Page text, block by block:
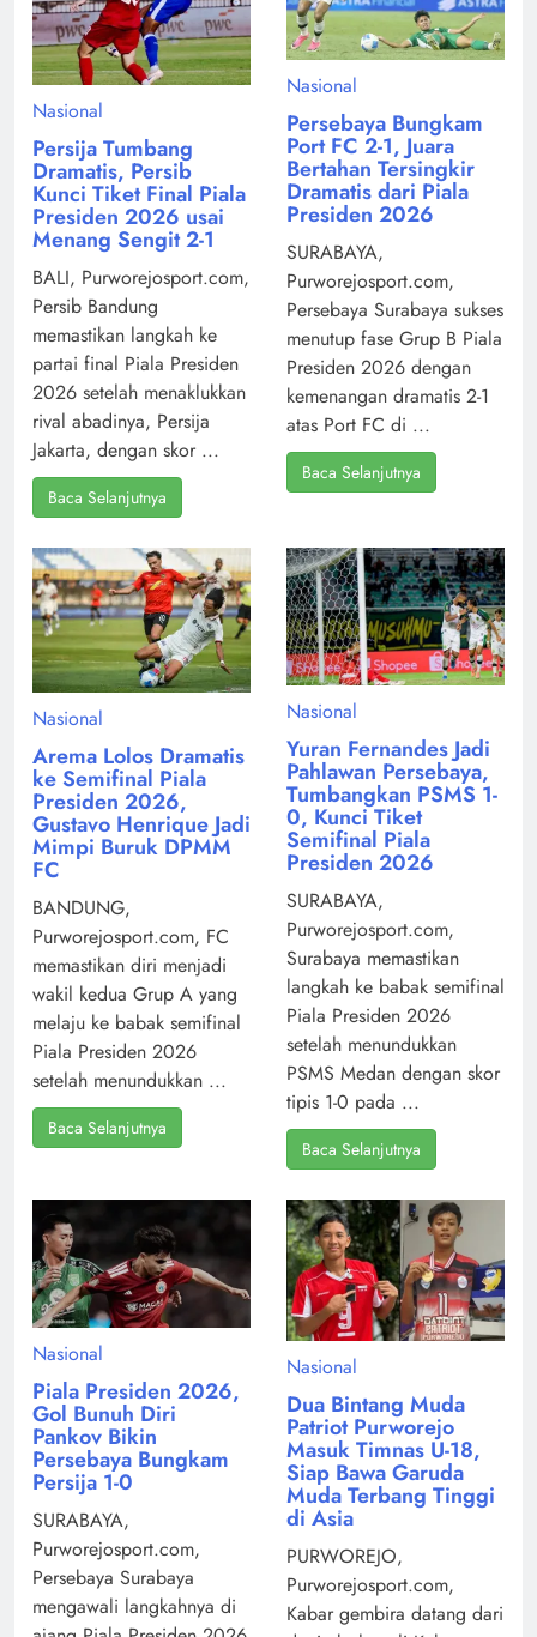
Nasional
Persija Tumbang
Dramatis, Persib
Kunci Tiket Final Piala
Presiden 2026 usai
Menang Sengit 2-1
BALI, Purworejosport.com,
Persib Bandung
memastikan langkah ke
partai final Piala Presiden
2026 setelah menaklukkan
rival abadinya, Persija
Jakarta, dengan skor ...
Baca Selanjutnya
Nasional
Persebaya Bungkam
Port FC 2-1, Juara
Bertahan Tersingkir
Dramatis dari Piala
Presiden 2026
SURABAYA,
Purworejosport.com,
Persebaya Surabaya sukses
menutup fase Grup B Piala
Presiden 2026 dengan
kemenangan dramatis 2-1
atas Port FC di ...
Baca Selanjutnya
Nasional
Arema Lolos Dramatis
ke Semifinal Piala
Presiden 2026,
Gustavo Henrique Jadi
Mimpi Buruk DPMM
FC
BANDUNG,
Purworejosport.com, FC
memastikan diri menjadi
wakil kedua Grup A yang
melaju ke babak semifinal
Piala Presiden 2026
setelah menundukkan ...
Baca Selanjutnya
Nasional
Yuran Fernandes Jadi
Pahlawan Persebaya,
Tumbangkan PSMS 1-
0, Kunci Tiket
Semifinal Piala
Presiden 2026
SURABAYA,
Purworejosport.com,
Surabaya memastikan
langkah ke babak semifinal
Piala Presiden 2026
setelah menundukkan
PSMS Medan dengan skor
tipis 1-0 pada ...
Baca Selanjutnya
Nasional
Piala Presiden 2026,
Gol Bunuh Diri
Pankov Bikin
Persebaya Bungkam
Persija 1-0
SURABAYA,
Purworejosport.com,
Persebaya Surabaya
mengawali langkahnya di
Nasional
Dua Bintang Muda
Patriot Purworejo
Masuk Timnas U-18,
Siap Bawa Garuda
Muda Terbang Tinggi
di Asia
PURWOREJO,
Purworejosport.com,
Kabar gembira datang dari